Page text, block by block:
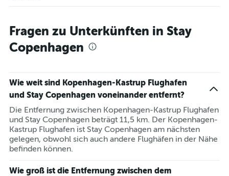
Fragen zu Unterkünften in Stay
Copenhagen
Wie weit sind Kopenhagen-Kastrup Flughafen
und Stay Copenhagen voneinander entfernt?
Die Entfernung zwischen Kopenhagen-Kastrup Flughafen
und Stay Copenhagen beträgt 11,5 km. Der Kopenhagen-
Kastrup Flughafen ist Stay Copenhagen am nächsten
gelegen, obwohl sich auch andere Flughäfen in der Nähe
befinden können.
Wie groß ist die Entfernung zwischen dem